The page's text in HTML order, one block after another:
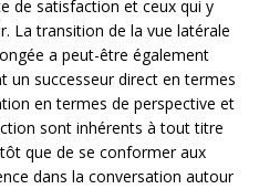
de satisfaction et ceux qui y
La transition de la vue latérale
a peut-être également
un successeur direct en termes
en termes de perspective et
sont inhérents à tout titre
que de se conformer aux
dans la conversation autour